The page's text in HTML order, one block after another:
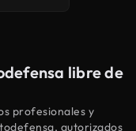
libre de
profesionales y
autorizados